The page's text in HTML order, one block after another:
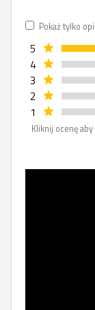
Pokaż tylko
5
4
3
2
1
Kliknij ocenę